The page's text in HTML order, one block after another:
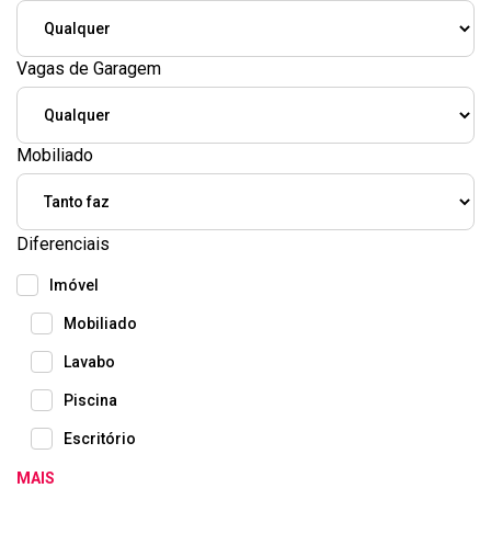
Vagas de Garagem
Mobiliado
Diferenciais
Imóvel
Mobiliado
Lavabo
Piscina
Escritório
MAIS